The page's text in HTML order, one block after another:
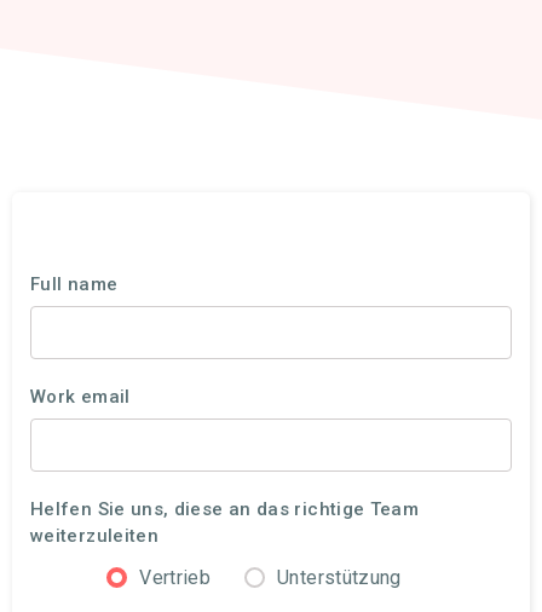
Full name
Work email
Helfen Sie uns, diese an das richtige Team
weiterzuleiten
Vertrieb Unterstützung